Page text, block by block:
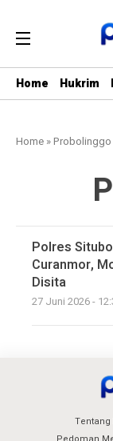
Home Hukrim
Home »Probolinggo
Polres
Curanmor,
Disita
27 Juni 2026 -
Tentang